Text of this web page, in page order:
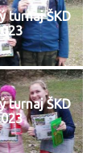
turnaj ŠKD
turnaj ŠKD